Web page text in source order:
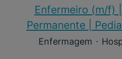
Enfermeiro (m/f)​
Permanente |
Enfermagem ·